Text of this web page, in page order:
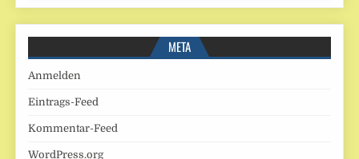
META
Anmelden
Eintrags-Feed
Kommentar-Feed
WordPress.org